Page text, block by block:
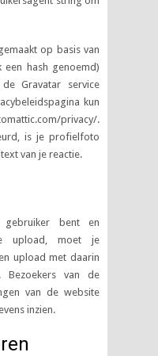
op basis van
hash genoemd)
Gravatar service
kun
privacy/.
is je profielfoto
van je reactie.
bent en
upload, moet je
upload met daarin
Bezoekers van de
van de website
inzien.